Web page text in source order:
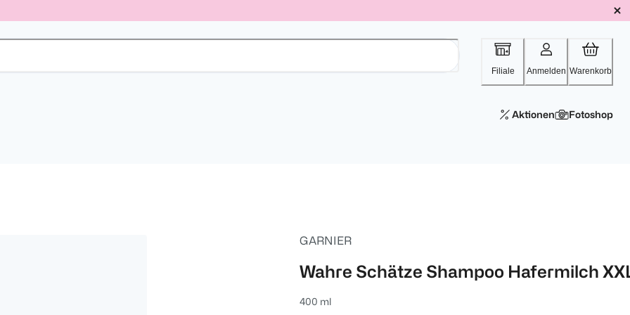
Filiale Anmelden Warenkorb
Aktionen Fotoshop
GARNIER
Wahre Schätze Shampoo Hafermilch
400 ml